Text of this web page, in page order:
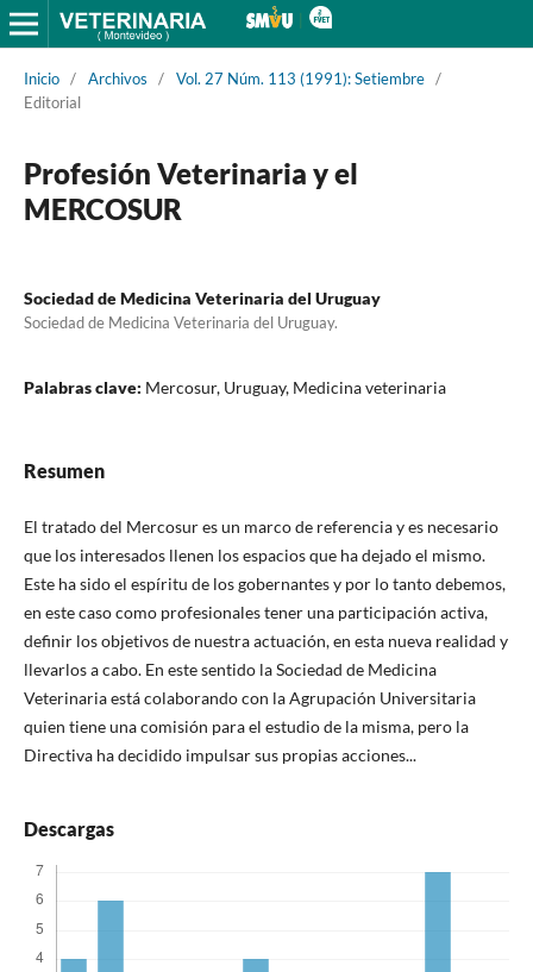
Inicio / Archivos / Vol. 27 Núm. 113 (1991): Setiembre /
Editorial
Profesión Veterinaria y el
MERCOSUR
Sociedad de Medicina Veterinaria del Uruguay
Sociedad de Medicina Veterinaria del Uruguay.
Palabras clave: Mercosur, Uruguay, Medicina veterinaria
Resumen
El tratado del Mercosur es un marco de referencia y es necesario
que los interesados llenen los espacios que ha dejado el mismo.
Este ha sido el espíritu de los gobernantes y por lo tanto debemos,
en este caso como profesionales tener una participación activa,
definir los objetivos de nuestra actuación, en esta nueva realidad y
llevarlos a cabo. En este sentido la Sociedad de Medicina
Veterinaria está colaborando con la Agrupación Universitaria
quien tiene una comisión para el estudio de la misma, pero la
Directiva ha decidido impulsar sus propias acciones...
Descargas